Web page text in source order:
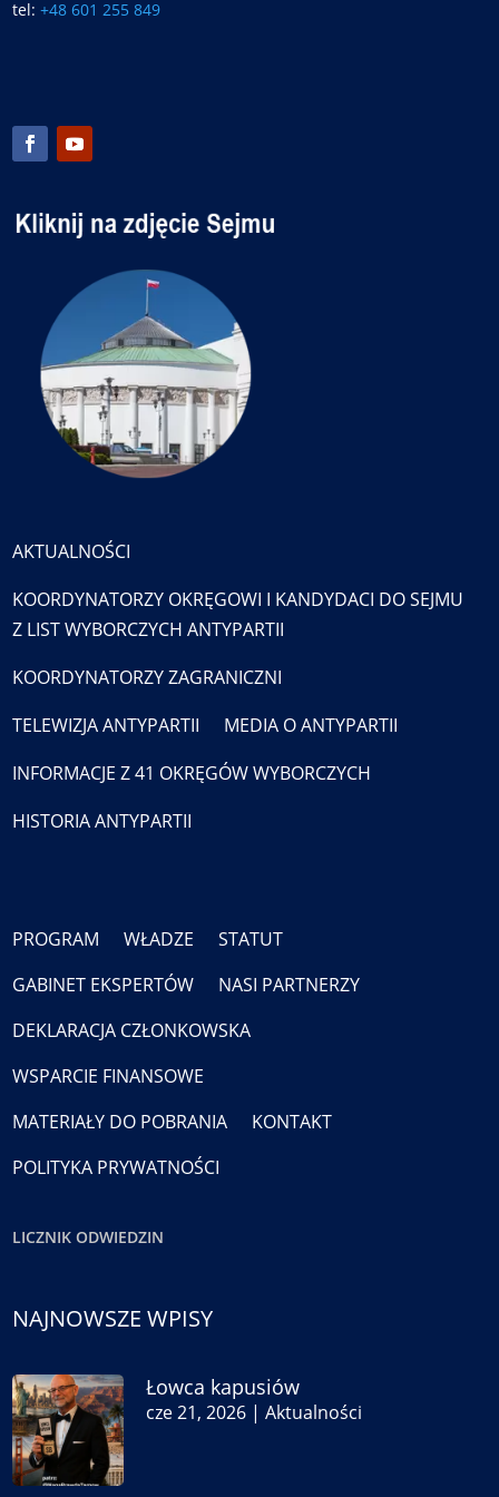
tel:+48 601 255 849
AKTUALNOŚCI
KOORDYNATORZY OKRĘGOWI I KANDYDACI DO SEJMU
Z LIST WYBORCZYCH ANTYPARTII
KOORDYNATORZY ZAGRANICZNI
TELEWIZJA ANTYPARTII
MEDIA O ANTYPARTII
INFORMACJE Z 41 OKRĘGÓW WYBORCZYCH
HISTORIA ANTYPARTII
PROGRAM WŁADZE
STATUT
GABINET EKSPERTÓW
NASI PARTNERZY
DEKLARACJA CZŁONKOWSKA
WSPARCIE FINANSOWE
MATERIAŁY DO POBRANIA
KONTAKT
POLITYKA PRYWATNOŚCI
LICZNIK ODWIEDZIN
NAJNOWSZE WPISY
Łowca kapusiów
cze 21, 2026 |Aktualności